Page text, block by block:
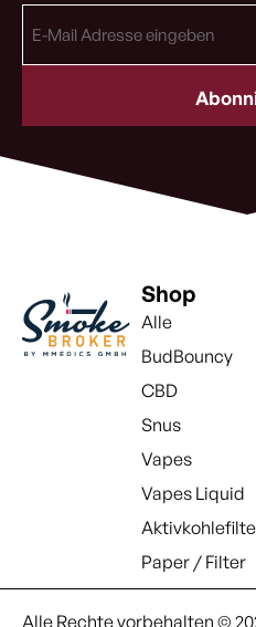
Mail
Shop
Alle
BudBouncy
CBD
Snus
Vapes
Vapes Liquid
Paper / Filter
Alle Rechte vorbehalten ©